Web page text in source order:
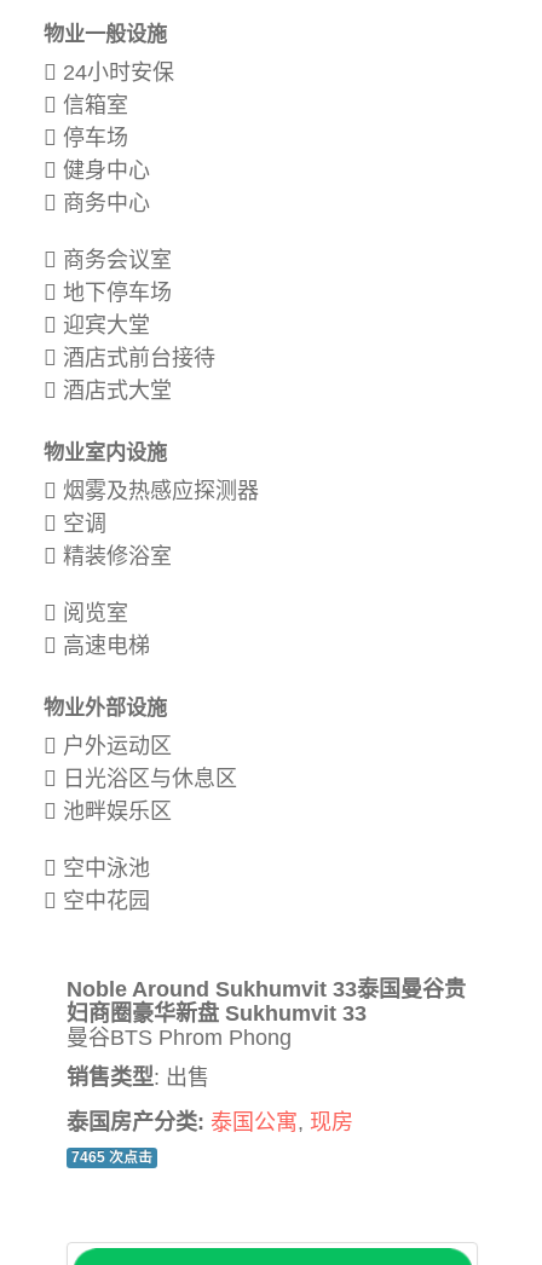
物业一般设施
24小时安保
信箱室
停车场
健身中心
商务中心
商务会议室
地下停车场
迎宾大堂
酒店式前台接待
酒店式大堂
物业室内设施
烟雾及热感应探测器
空调
精装修浴室
阅览室
高速电梯
物业外部设施
户外运动区
日光浴区与休息区
池畔娱乐区
空中泳池
空中花园
Noble Around Sukhumvit 33泰国曼谷贵
妇商圈豪华新盘 Sukhumvit 33
曼谷BTS Phrom Phong
销售类型: 出售
泰国房产分类: 泰国公寓, 现房
7465 次点击